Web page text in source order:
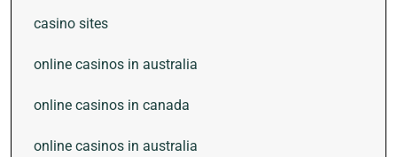
casino sites
online casinos in australia
online casinos in canada
online casinos in australia